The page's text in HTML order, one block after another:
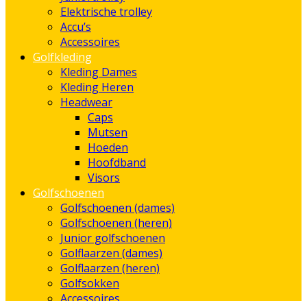
Elektrische trolley
Accu’s
Accessoires
Golfkleding
Kleding Dames
Kleding Heren
Headwear
Caps
Mutsen
Hoeden
Hoofdband
Visors
Golfschoenen
Golfschoenen (dames)
Golfschoenen (heren)
Junior golfschoenen
Golflaarzen (dames)
Golflaarzen (heren)
Golfsokken